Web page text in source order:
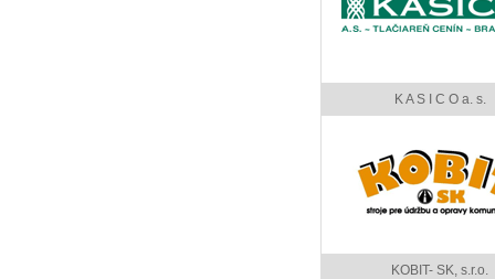
K A S I C O a. s.
KOBIT- SK, s.r.o.